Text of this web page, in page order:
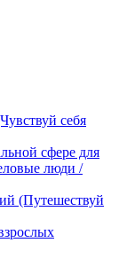
себя
сфере для
люди /
(Путешествуй